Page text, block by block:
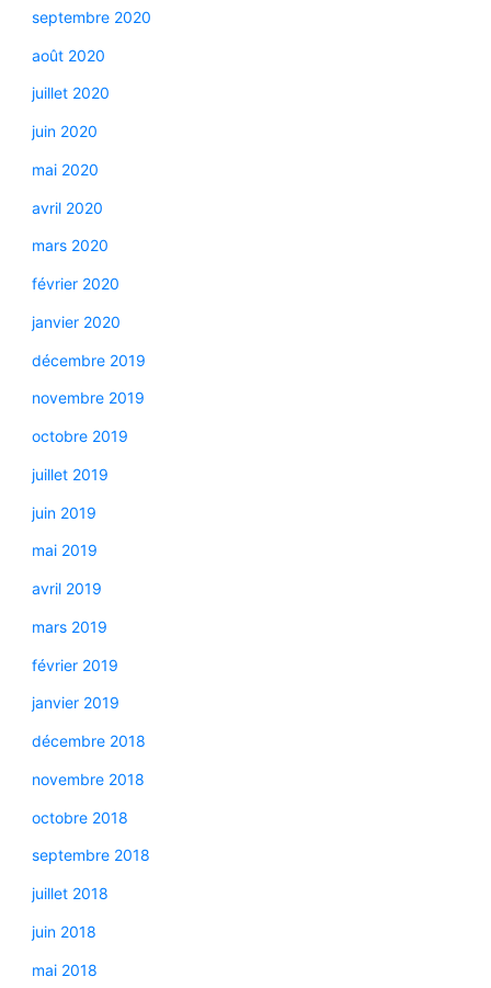
septembre 2020
août 2020
juillet 2020
juin 2020
mai 2020
avril 2020
mars 2020
février 2020
janvier 2020
décembre 2019
novembre 2019
octobre 2019
juillet 2019
juin 2019
mai 2019
avril 2019
mars 2019
février 2019
janvier 2019
décembre 2018
novembre 2018
octobre 2018
septembre 2018
juillet 2018
juin 2018
mai 2018